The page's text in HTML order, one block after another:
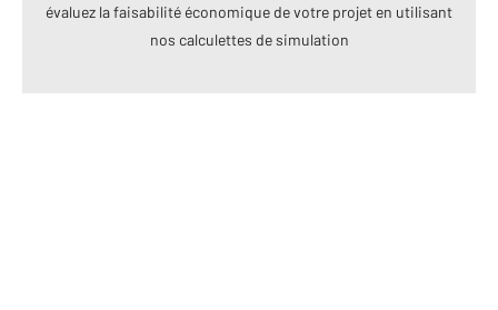
évaluez la faisabilité économique de votre projet en utilisant
nos calculettes de simulation